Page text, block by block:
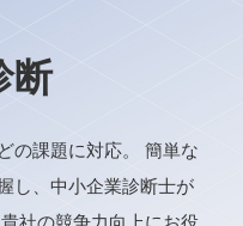
断
の課題に対応。 簡単な
し、中小企業診断士が
社の競争力向上にお役